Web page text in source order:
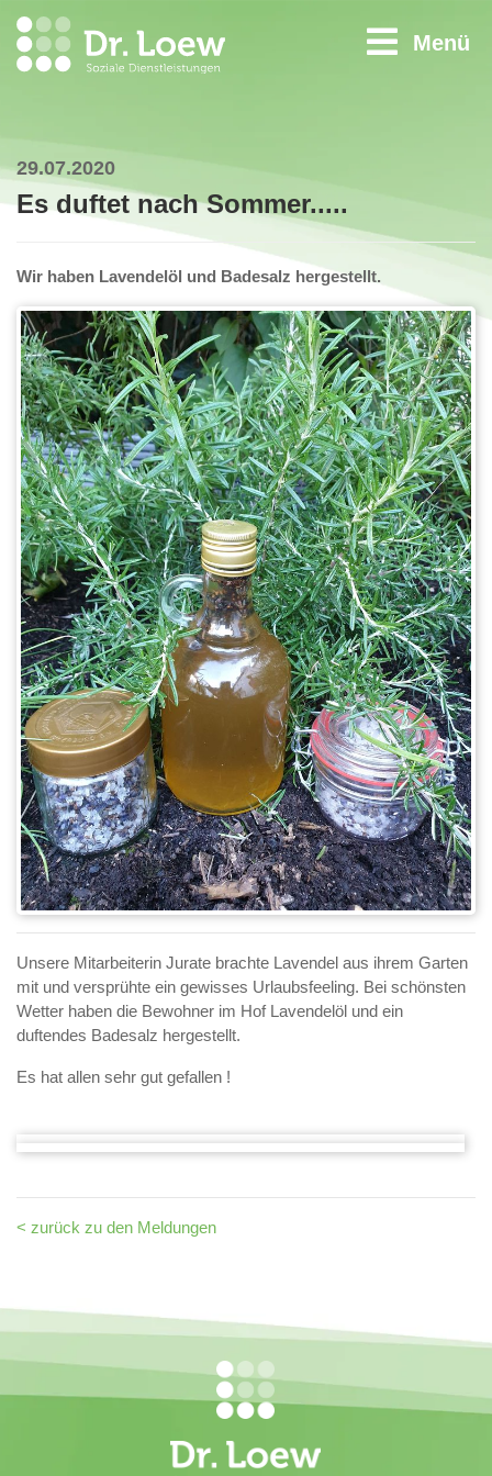
Menü
29.07.2020
Es duftet nach Sommer.....
Wir haben Lavendelöl und Badesalz hergestellt.
Unsere Mitarbeiterin Jurate brachte Lavendel aus ihrem Garten
mit und versprühte ein gewisses Urlaubsfeeling. Bei schönsten
Wetter haben die Bewohner im Hof Lavendelöl und ein
duftendes Badesalz hergestellt.
Es hat allen sehr gut gefallen !
< zurück zu den Meldungen